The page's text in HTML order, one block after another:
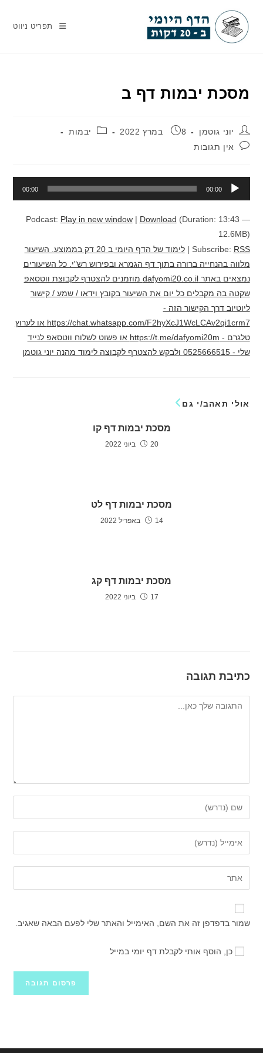
content
תפריט ניווט
מסכת יבמות דף ב
מחבר:יוני גוטמן פורסם:
8 במרץ 2022 קטגוריה:
יבמות
תגובות:אין תגובות
00:00
00:00
Podcast: Play in new window| Download (Duration: 13:43 —
12.6MB)
Subscribe: RSS
|
לימוד של הדף היומי ב 20 דק בממוצע. השיעור
מלווה בהנחייה ברורה בתוך דף הגמרא ובפירוש רש"י. כל השיעורים
נמצאים באתר dafyomi20.co.il מוזמנים להצטרף לקבוצת ווטסאפ
שקטה בה מקבלים כל יום את השיעור בקובץ וידאו / שמע / קישור
ליוטיוב דרך הקישור הזה -
https://chat.whatsapp.com/F2hyXcJ1WcLCAv2qi1crm7 או לערוץ
טלגרם - https://t.me/dafyomi20m או פשוט לשלוח ווטסאפ לנייד
שלי - 0525666515 ולבקש להצטרף לקבוצה לימוד מהנה יוני גוטמן
אולי תאהב/י גם
מסכת יבמות דף קו
20 ביוני 2022
מסכת יבמות דף לט
14 באפריל 2022
מסכת יבמות דף קג
17 ביוני 2022
כתיבת תגובה
להגיב
את
השם
שלך
שם
משתמש
כדי
להגיב
את
כתובת
דואר
שלך
כדי
את
כתובת
שלך
שמור בדפדפן זה את השם, האימייל והאתר שלי לפעם הבאה שאגיב.
כן, הוסף אותי לקבלת דף יומי במייל